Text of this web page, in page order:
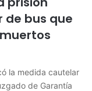
bus que
la medida cautelar
de Garantía